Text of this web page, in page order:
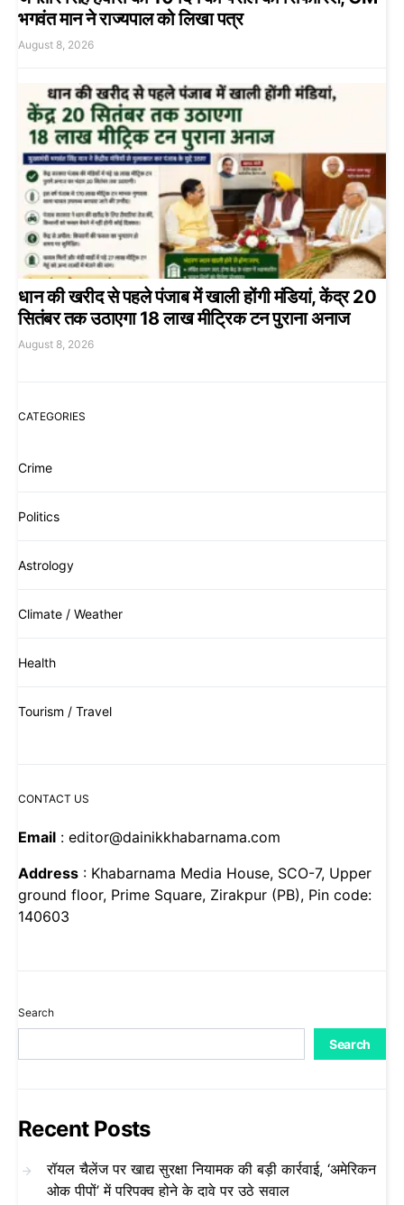
भगवंत मान ने राज्यपाल को लिखा पत्र
August 8, 2026
धान की खरीद से पहले पंजाब में खाली होंगी मंडियां, केंद्र 20
सितंबर तक उठाएगा 18 लाख मीट्रिक टन पुराना अनाज
August 8, 2026
CATEGORIES
Crime
Politics
Astrology
Climate / Weather
Health
Tourism / Travel
CONTACT US
Email : editor@dainikkhabarnama.com
Address : Khabarnama Media House, SCO-7, Upper
ground floor, Prime Square, Zirakpur (PB), Pin code:
140603
Search
Search
Recent Posts
रॉयल चैलेंज पर खाद्य सुरक्षा नियामक की बड़ी कार्रवाई, ‘अमेरिकन
ओक पीपों’ में परिपक्व होने के दावे पर उठे सवाल